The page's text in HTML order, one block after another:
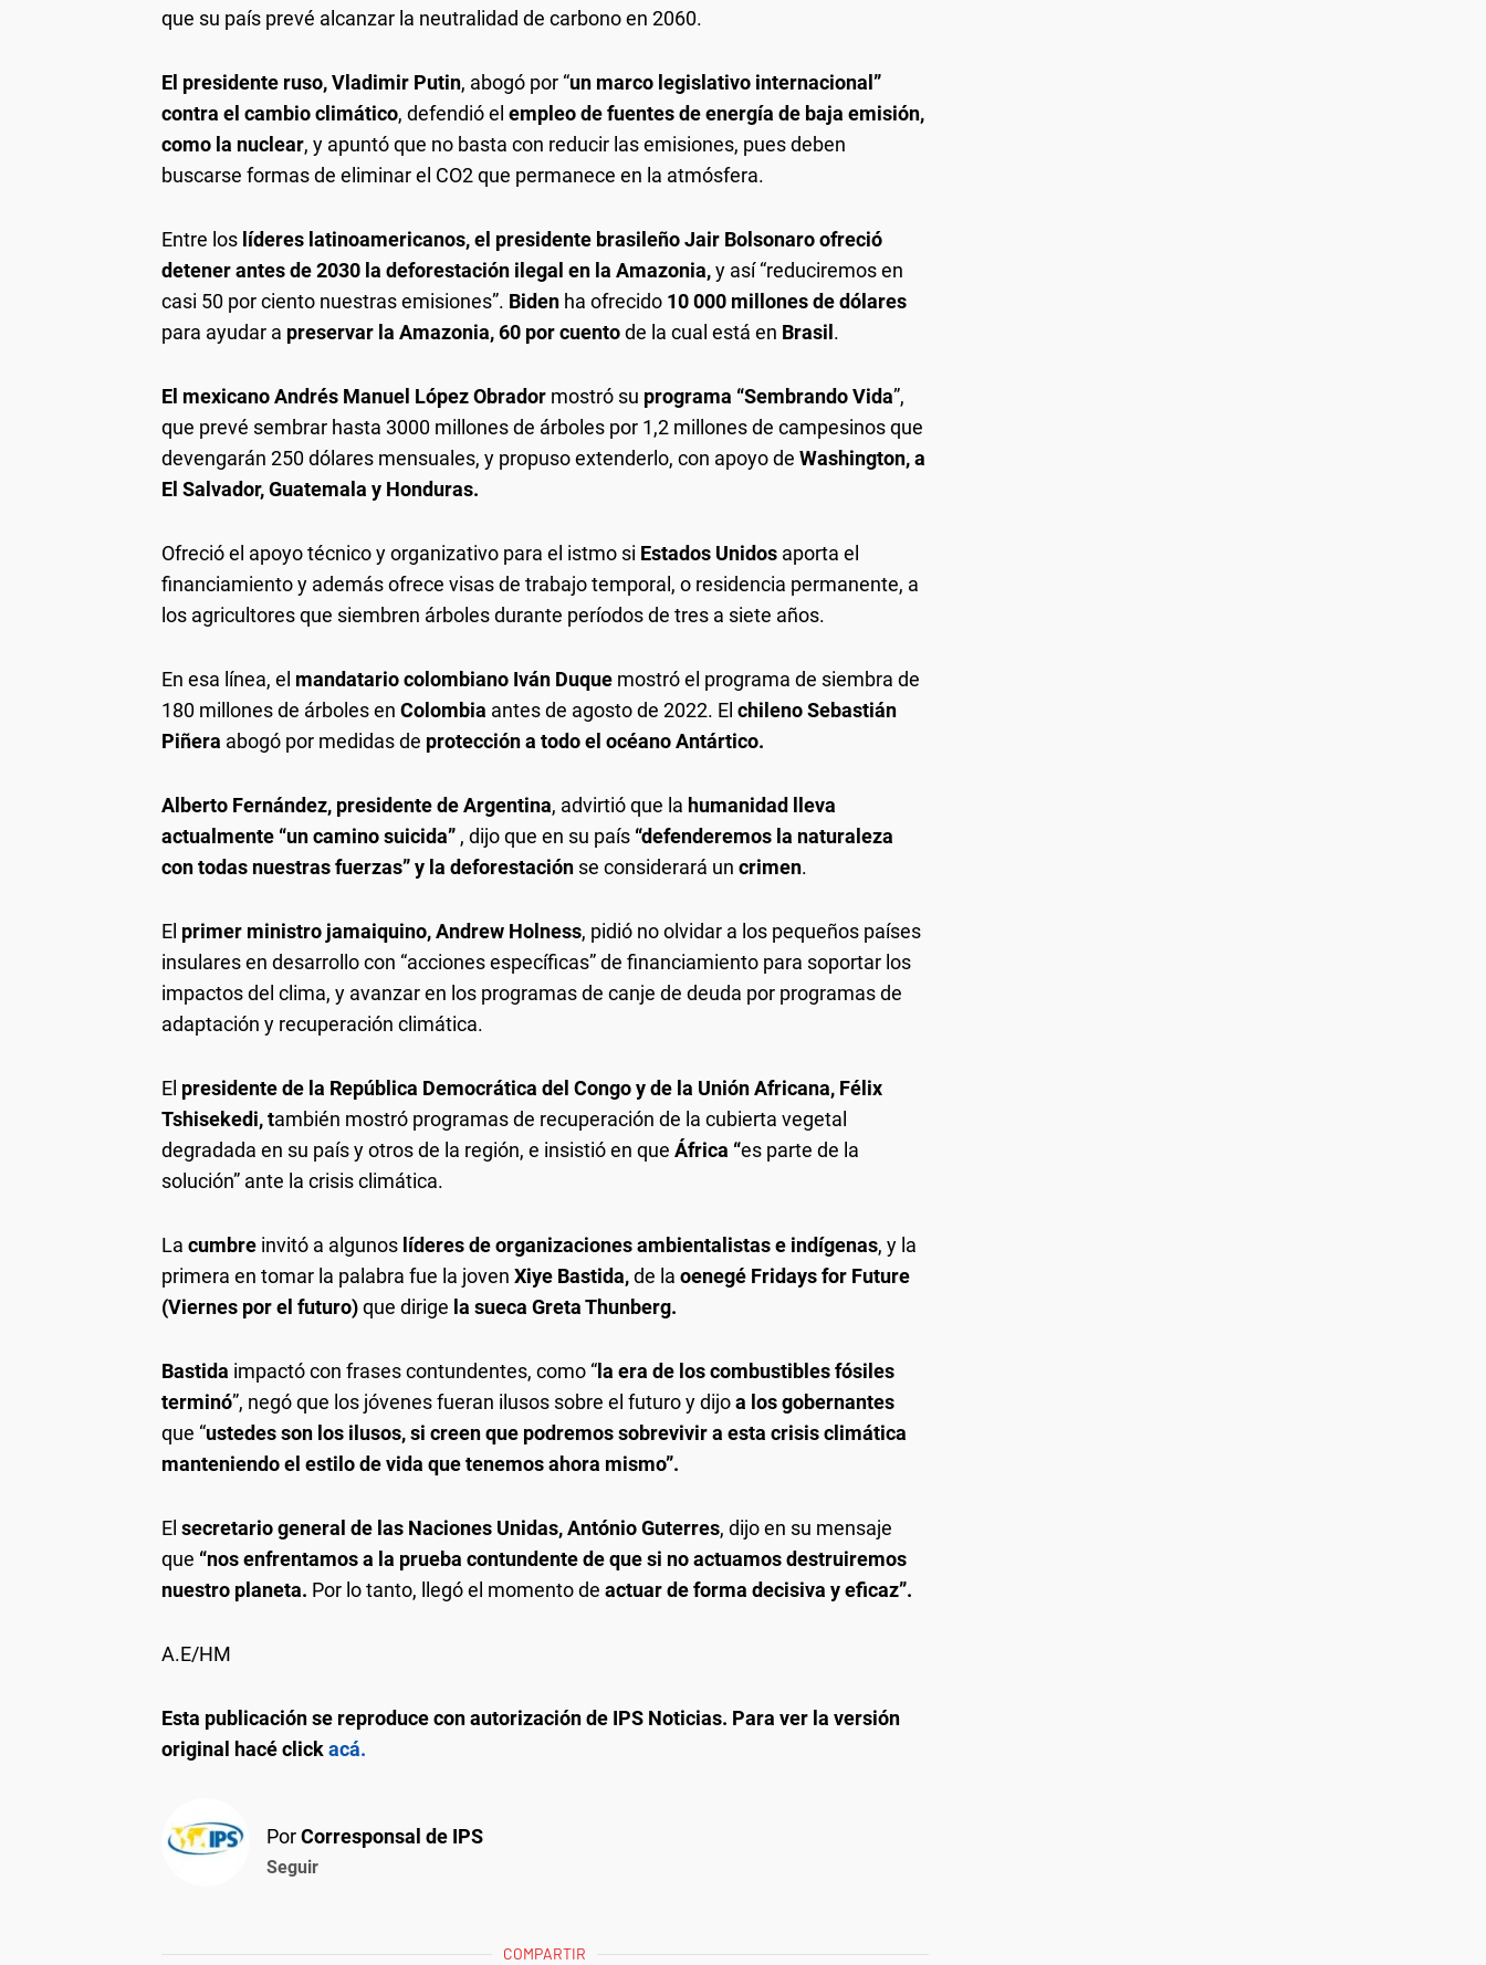
que su país prevé alcanzar la neutralidad de carbono en 2060.
El presidente ruso, Vladimir Putin, abogó por “un marco legislativo internacional”
contra el cambio climático, defendió el empleo de fuentes de energía de baja emisión,
como la nuclear, y apuntó que no basta con reducir las emisiones, pues deben
buscarse formas de eliminar el CO2 que permanece en la atmósfera.
Entre los líderes latinoamericanos, el presidente brasileño Jair Bolsonaro ofreció
detener antes de 2030 la deforestación ilegal en la Amazonia,y así “reduciremos en
casi 50 por ciento nuestras emisiones”. Biden ha ofrecido 10 000 millones de dólares
para ayudar a preservar la Amazonia, 60 por cuentode la cual está en Brasil.
El mexicano Andrés Manuel López Obrador mostró su programa “Sembrando Vida”,
que prevé sembrar hasta 3000 millones de árboles por 1,2 millones de campesinos que
devengarán 250 dólares mensuales, y propuso extenderlo, con apoyo de Washington, a
El Salvador, Guatemala y Honduras.
Ofreció el apoyo técnico y organizativo para el istmo si Estados Unidos aporta el
financiamiento y además ofrece visas de trabajo temporal, o residencia permanente, a
los agricultores que siembren árboles durante períodos de tres a siete años.
En esa línea, el mandatario colombiano Iván Duque mostró el programa de siembra de
180 millones de árboles en Colombia antes de agosto de 2022. El chileno Sebastián
Piñera abogó por medidas de protección a todo el océano Antártico.
Alberto Fernández, presidente de Argentina, advirtió que la humanidad lleva
actualmente “un camino suicida” , dijo que en su país “defenderemos la naturaleza
con todas nuestras fuerzas” y la deforestación se considerará un crimen.
El primer ministro jamaiquino, Andrew Holness, pidió no olvidar a los pequeños países
insulares en desarrollo con “acciones específicas” de financiamiento para soportar los
impactos del clima, y avanzar en los programas de canje de deuda por programas de
adaptación y recuperación climática.
El presidente de la República Democrática del Congo y de la Unión Africana, Félix
Tshisekedi, también mostró programas de recuperación de la cubierta vegetal
degradada en su país y otros de la región, e insistió en que África “es parte de la
solución” ante la crisis climática.
La cumbre invitó a algunos líderes de organizaciones ambientalistas e indígenas, y la
primera en tomar la palabra fue la joven Xiye Bastida,de la oenegé Fridays for Future
(Viernes por el futuro)que dirige la sueca Greta Thunberg.
Bastida impactó con frases contundentes, como “la era de los combustibles fósiles
terminó”, negó que los jóvenes fueran ilusos sobre el futuro y dijoa los gobernantes
que “ustedes son los ilusos, si creen que podremos sobrevivir a esta crisis climática
manteniendo el estilo de vida que tenemos ahora mismo”.
El secretario general de las Naciones Unidas, António Guterres, dijo en su mensaje
que “nos enfrentamos a la prueba contundente de que si no actuamos destruiremos
nuestro planeta. Por lo tanto, llegó el momento de actuar de forma decisiva y eficaz”.
A.E/HM
Esta publicación se reproduce con autorización de IPS Noticias. Para ver la versión
original hacé clickacá.
PorCorresponsal de IPS
Seguir
COMPARTIR